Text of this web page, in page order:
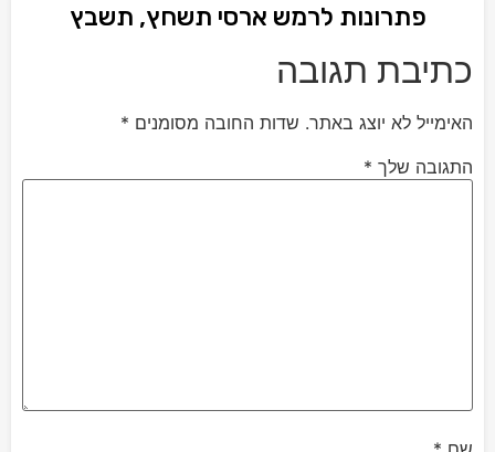
פתרונות לרמש ארסי תשחץ, תשבץ
כתיבת תגובה
האימייל לא יוצג באתר. שדות החובה מסומנים *
התגובה שלך *